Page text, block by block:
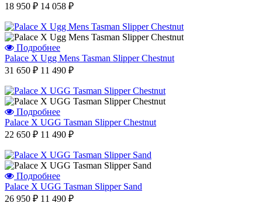
18 950 ₽ 14 058 ₽
Подробнее
Palace X Ugg Mens Tasman Slipper Chestnut
31 650 ₽ 11 490 ₽
Подробнее
Palace X UGG Tasman Slipper Chestnut
22 650 ₽ 11 490 ₽
Подробнее
Palace X UGG Tasman Slipper Sand
26 950 ₽ 11 490 ₽